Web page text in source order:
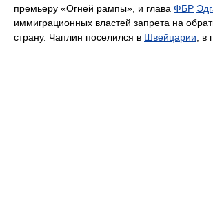
премьеру «Огней рампы», и глава ФБР
иммиграционных властей запрета на
страну. Чаплин поселился в Швейцарии , в